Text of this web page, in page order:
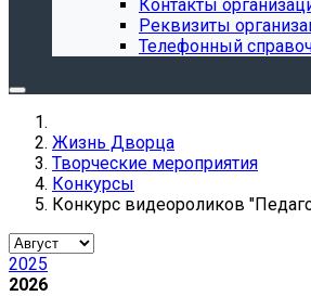
Контакты
Реквизиты
Телефонный
Жизнь Дворца
Творческие мероприятия
Конкурсы
Конкурс видеороликов
2025
2026